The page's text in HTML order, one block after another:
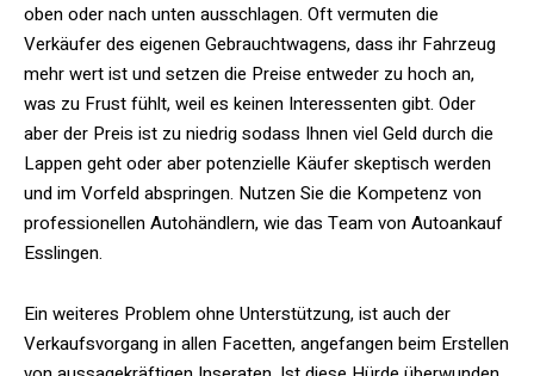
oben oder nach unten ausschlagen. Oft vermuten die
Verkäufer des eigenen Gebrauchtwagens, dass ihr Fahrzeug
mehr wert ist und setzen die Preise entweder zu hoch an,
was zu Frust fühlt, weil es keinen Interessenten gibt. Oder
aber der Preis ist zu niedrig sodass Ihnen viel Geld durch die
Lappen geht oder aber potenzielle Käufer skeptisch werden
und im Vorfeld abspringen. Nutzen Sie die Kompetenz von
professionellen Autohändlern, wie das Team von Autoankauf
Esslingen.
Ein weiteres Problem ohne Unterstützung, ist auch der
Verkaufsvorgang in allen Facetten, angefangen beim Erstellen